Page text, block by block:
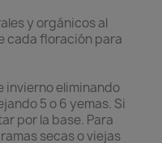
y orgánicos al
cada floración para
invierno eliminando
5 o 6 yemas. Si
por la base. Para
secas o viejas